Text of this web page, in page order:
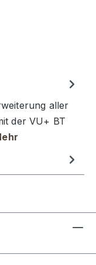
aller
der VU+ BT